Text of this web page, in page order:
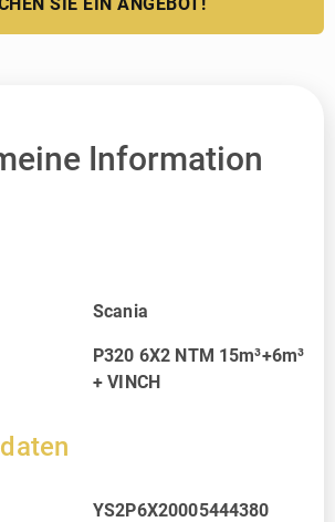
Information
Scania
P320 6X2 NTM 15m³+6m³
+ VINCH
YS2P6X20005444380